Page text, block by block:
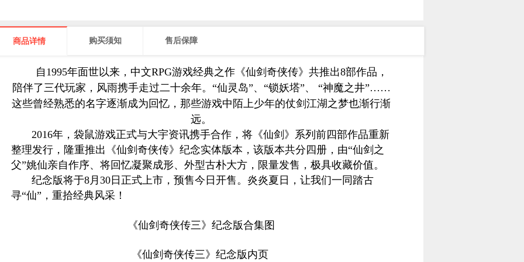
商品详情 购买须知 售后保障
自1995年面世以来，中文RPG游戏经典之作《仙剑奇侠传》共推出8部作品，
陪伴了三代玩家，风雨携手走过二十余年。“仙灵岛”、“锁妖塔”、 “神魔之井”……
这些曾经熟悉的名字逐渐成为回忆，那些游戏中陌上少年的仗剑江湖之梦也渐行渐
远。
2016年，袋鼠游戏正式与大宇资讯携手合作，将《仙剑》系列前四部作品重新
整理发行，隆重推出《仙剑奇侠传》纪念实体版本，该版本共分四册，由“仙剑之
父”姚仙亲自作序、将回忆凝聚成形、外型古朴大方，限量发售，极具收藏价值。
纪念版将于8月30日正式上市，预售今日开售。炎炎夏日，让我们一同踏古
寻“仙”，重拾经典风采！
《仙剑奇侠传三》纪念版合集图
《仙剑奇侠传三》纪念版内页